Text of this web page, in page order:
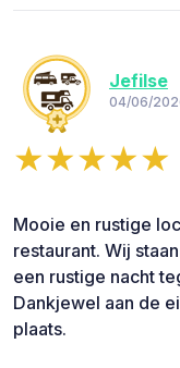
Jefilse
04/06/
Mooie en rustige
restaurant. Wij
een rustige nacht
Dankjewel aan de
plaats.